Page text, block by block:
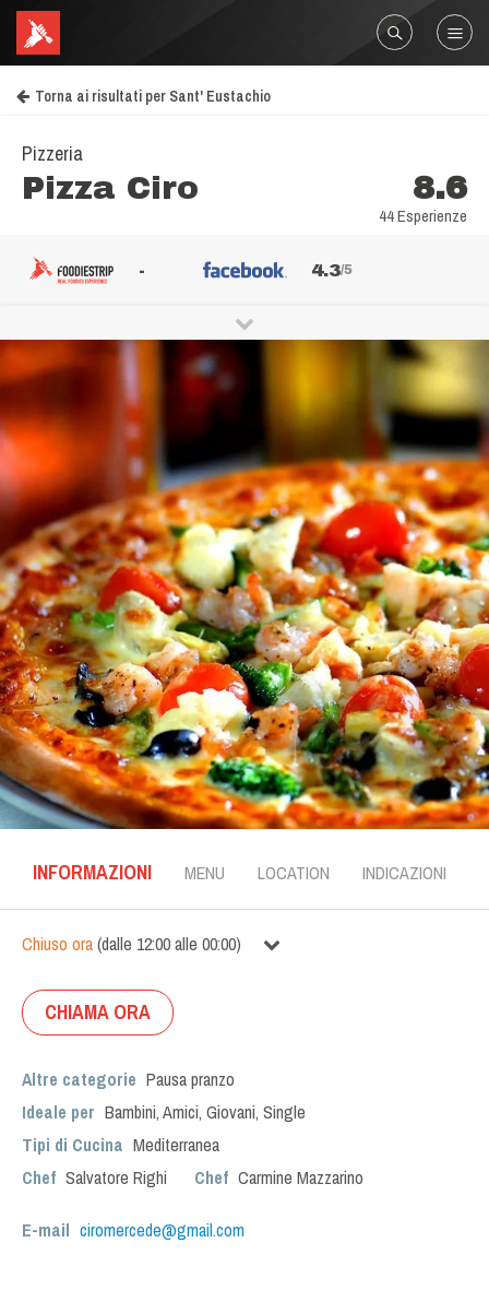
Torna ai risultati per Sant' Eustachio
Pizzeria
Pizza Ciro 8.6
44 Esperienze
- 4.3/5
INFORMAZIONI MENU LOCATION INDICAZIONI
Chiuso ora(dalle 12:00alle 00:00)
CHIAMA ORA
Altre categorie Pausa pranzo
Ideale per Bambini,Amici, Giovani, Single
Tipi di Cucina Mediterranea
Chef Salvatore Righi Chef Carmine Mazzarino
E-mail ciromercede@gmail.com